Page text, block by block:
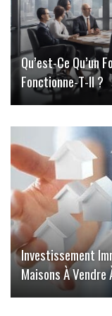
Qu’est-Ce Qu’un
Fonctionne-T-Il ?
Investissement
Maisons À